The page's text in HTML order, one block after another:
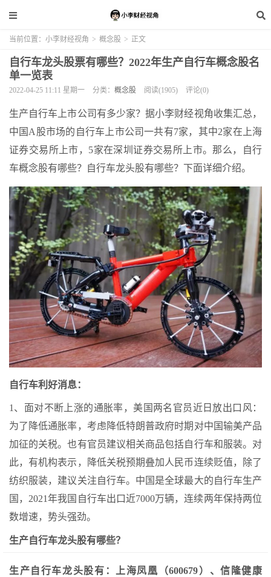
当前位置： 小李财经视角 > 概念股 > 正文
自行车龙头股票有哪些？2022年生产自行车概念股名
单一览表
2022-04-25 11:11 星期一 分类： 概念股 阅读(1905) 评论(0)
生产自行车上市公司有多少家？据小李财经视角收集汇总，
中国A股市场的自行车上市公司一共有7家，其中2家在上海
证券交易所上市，5家在深圳证券交易所上市。那么，自行
车概念股有哪些？自行车龙头股有哪些？下面详细介绍。
自行车利好消息：
1、面对不断上涨的通胀率，美国两名官员近日放出口风：
为了降低通胀率，考虑降低特朗普政府时期对中国输美产品
加征的关税。也有官员建议相关商品包括自行车和服装。对
此，有机构表示，降低关税预期叠加人民币连续贬值，除了
纺织服装，建议关注自行车。中国是全球最大的自行车生产
国，2021年我国自行车出口近7000万辆，连续两年保持两位
数增速，势头强劲。
生产自行车龙头股有哪些？
生产自行车龙头股有：上海凤凰（600679）、信隆健康